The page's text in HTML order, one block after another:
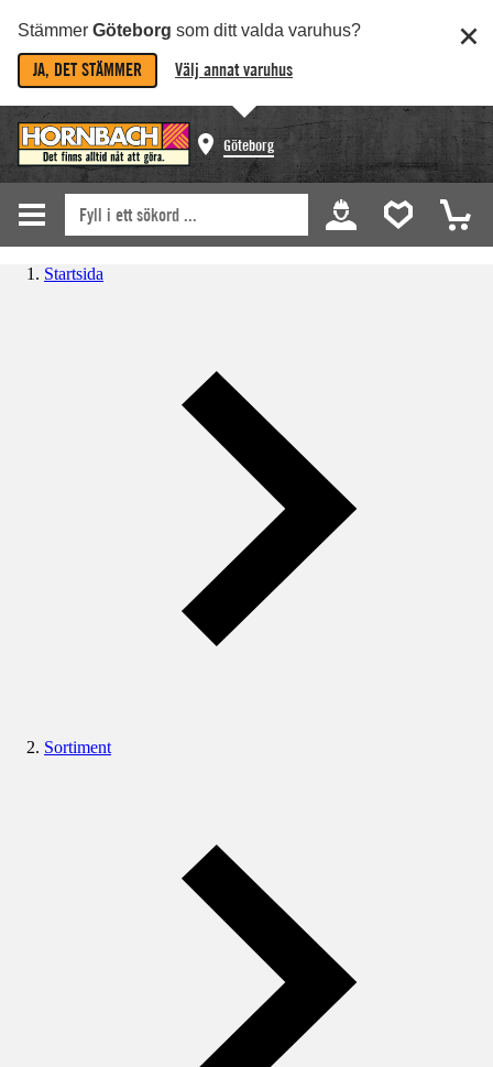
Stämmer Göteborg som ditt valda varuhus?
JA, DET STÄMMER Välj annat varuhus
Göteborg
Startsida
Sortiment